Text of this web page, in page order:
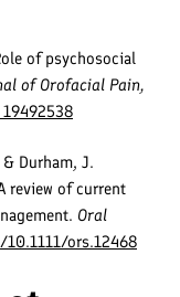
of psychosocial
of Orofacial Pain,
& Durham, J.
review of current
Oral
ors.12468